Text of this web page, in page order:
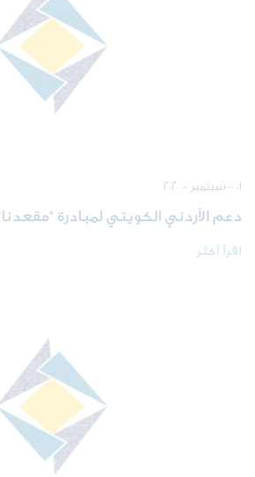
٠١ - سبتمبر - ٢٠٢٠
دعم الأردني الكويتي لمبادرة
اقرأ أكثر